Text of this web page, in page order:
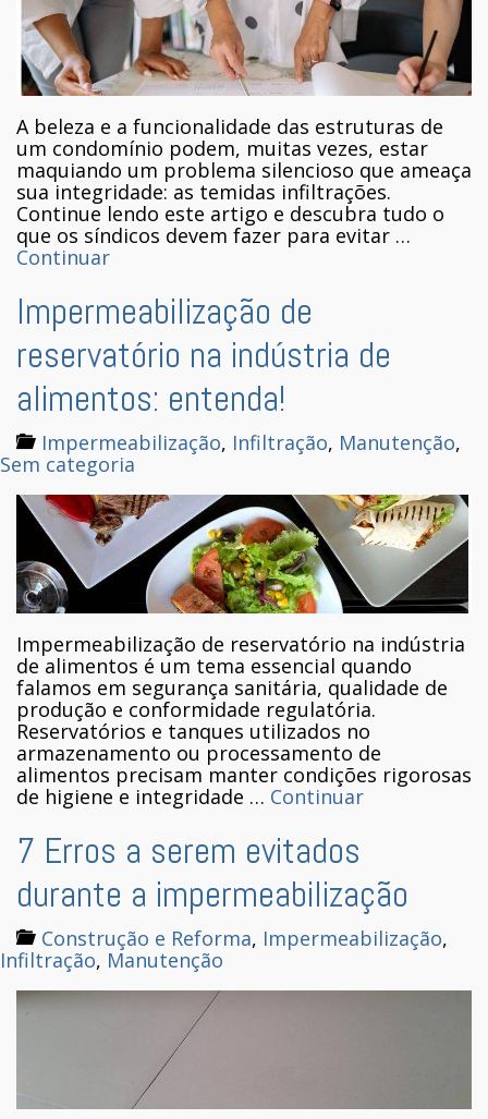
A beleza e a funcionalidade das estruturas de
um condomínio podem, muitas vezes, estar
maquiando um problema silencioso que ameaça
sua integridade: as temidas infiltrações.
Continue lendo este artigo e descubra tudo o
que os síndicos devem fazer para evitar …
Continuar
Impermeabilização de
reservatório na indústria de
alimentos: entenda!
Impermeabilização, Infiltração, Manutenção,
Sem categoria
Impermeabilização de reservatório na indústria
de alimentos é um tema essencial quando
falamos em segurança sanitária, qualidade de
produção e conformidade regulatória.
Reservatórios e tanques utilizados no
armazenamento ou processamento de
alimentos precisam manter condições rigorosas
de higiene e integridade … Continuar
7 Erros a serem evitados
durante a impermeabilização
Construção e Reforma, Impermeabilização,
Infiltração, Manutenção